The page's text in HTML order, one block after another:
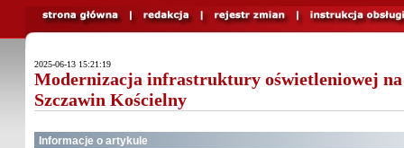
2025-06-13 15:21:19
Modernizacja infrastruktury oświetleniowej
Szczawin Kościelny
Informacje o artykule